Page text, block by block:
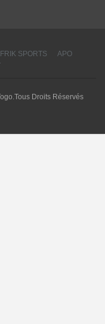
SPORTS
APO
Droits Réservés